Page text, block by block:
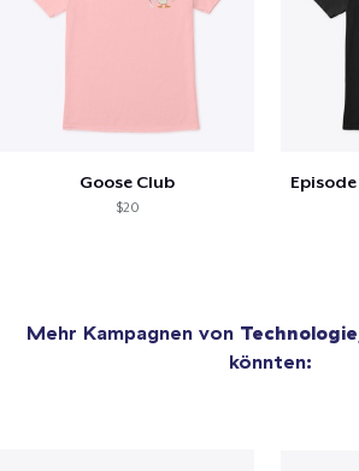
Goose Club
$20
Mehr Kampagnen von Technologie
könnten: